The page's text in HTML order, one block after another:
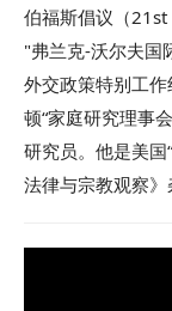
伯福斯倡议（
"弗兰克-沃尔夫国
外交政策特别工
顿“家庭研究理事
研究员。他是美国
法律与宗教观察》